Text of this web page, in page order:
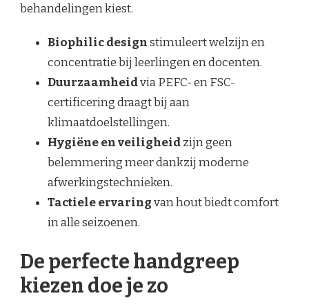
behandelingen kiest.
Biophilic designstimuleert welzijn en
concentratie bij leerlingen en docenten.
Duurzaamheidvia PEFC- en FSC-
certificering draagt bij aan
klimaatdoelstellingen.
Hygiëne en veiligheidzijn geen
belemmering meer dankzij moderne
afwerkingstechnieken.
Tactiele ervaringvan hout biedt comfort
in alle seizoenen.
De perfecte handgreep
kiezen doe je zo